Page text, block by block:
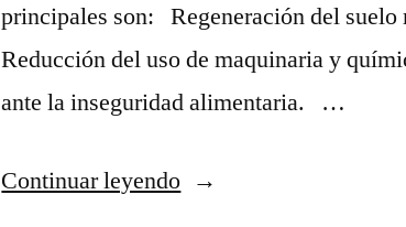
principales son: Regeneración del suelo
Reducción del uso de maquinaria y
ante la inseguridad alimentaria. …
Continuar leyendo“Huertos